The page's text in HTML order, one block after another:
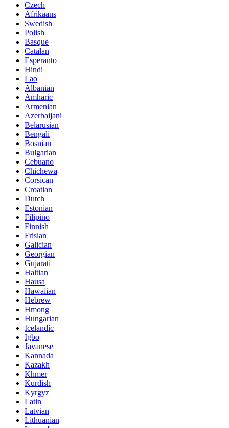
Czech
Afrikaans
Swedish
Polish
Basque
Catalan
Esperanto
Hindi
Lao
Albanian
Amharic
Armenian
Azerbaijani
Belarusian
Bengali
Bosnian
Bulgarian
Cebuano
Chichewa
Corsican
Croatian
Dutch
Estonian
Filipino
Finnish
Frisian
Galician
Georgian
Gujarati
Haitian
Hausa
Hawaiian
Hebrew
Hmong
Hungarian
Icelandic
Igbo
Javanese
Kannada
Kazakh
Khmer
Kurdish
Kyrgyz
Latin
Latvian
Lithuanian